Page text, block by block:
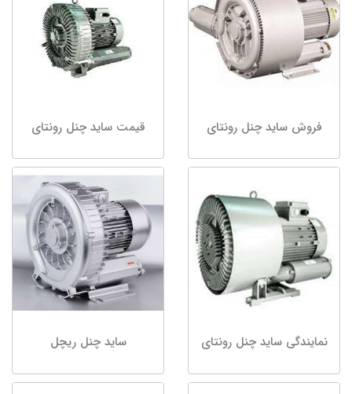
فروش ساید چنل رونتای قیمت ساید چنل رونتای
نمایندگی ساید چنل رونتای ساید چنل ریچل